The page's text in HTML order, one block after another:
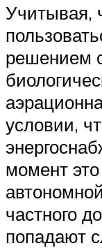
Учитывая,
решением
условии,
момент
частного
попадают